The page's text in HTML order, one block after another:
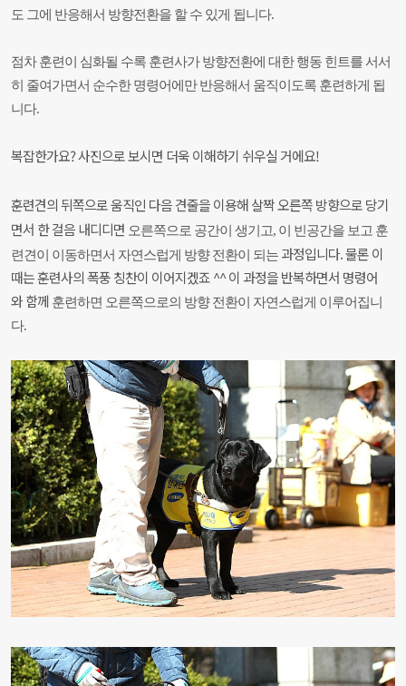
도 그에 반응해서 방향전환을 할 수 있게 됩니다.
점차 훈련이 심화될 수록 훈련사가 방향전환에 대한 행동 힌트를 서서
히 줄여가면서 순수한 명령어에만 반응해서 움직이도록 훈련하게 됩
니다.
복잡한가요? 사진으로 보시면 더욱 이해하기 쉬우실 거에요!
훈련견의 뒤쪽으로 움직인 다음 견줄을 이용해 살짝 오른쪽 방향으로 당기
면서 한 걸음 내디디면 오른쪽으로 공간이 생기고, 이 빈공간을 보고 훈
련견이 이동하면서 자연스럽게 방향 전환이 되는 과정입니다. 물론 이
때는 훈련사의 폭풍 칭찬이 이어지겠죠 ^^이 과정을 반복하면서 명령어
와함께 훈련하면 오른쪽으로의 방향 전환이 자연스럽게 이루어집니
다.